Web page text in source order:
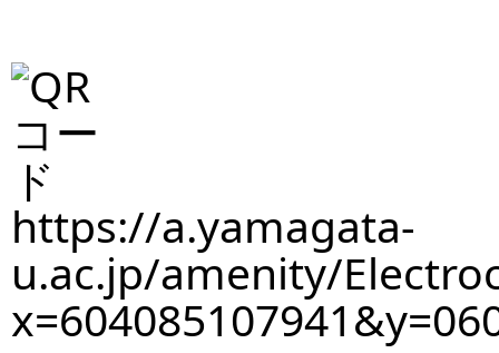
https://a.yamagata-
u.ac.jp/amenity/